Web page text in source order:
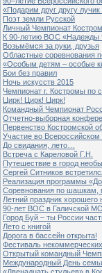
«Подарим друг другу лучик
Поэт земли Русской
Личный Чемпионат
К 90-летию ВОС «Надежды
Возьмёмся за руки, друзья
Областные соревнования
«Особым детям – особые
Бои без правил
Ночь искусств 2015
Чемпионат г. Костромы по
Цирк! Цирк! Цирк!
Командный Чемпионат
Отчетно-выборная
Первенство Костромской
Участие во
До свидания, лето…
Встреча с Кареловой Г.Н.
Путешествие в город
Сергей Ситников
Реализация программы
Соревнования по шашкам,
Летний праздник хорошего
90-лет ВОС в Галичской
Город Буй – ты России
Лето с книгой
Дорога в бассейн открыта!
Фестиваль
Открытый командный
Международный День